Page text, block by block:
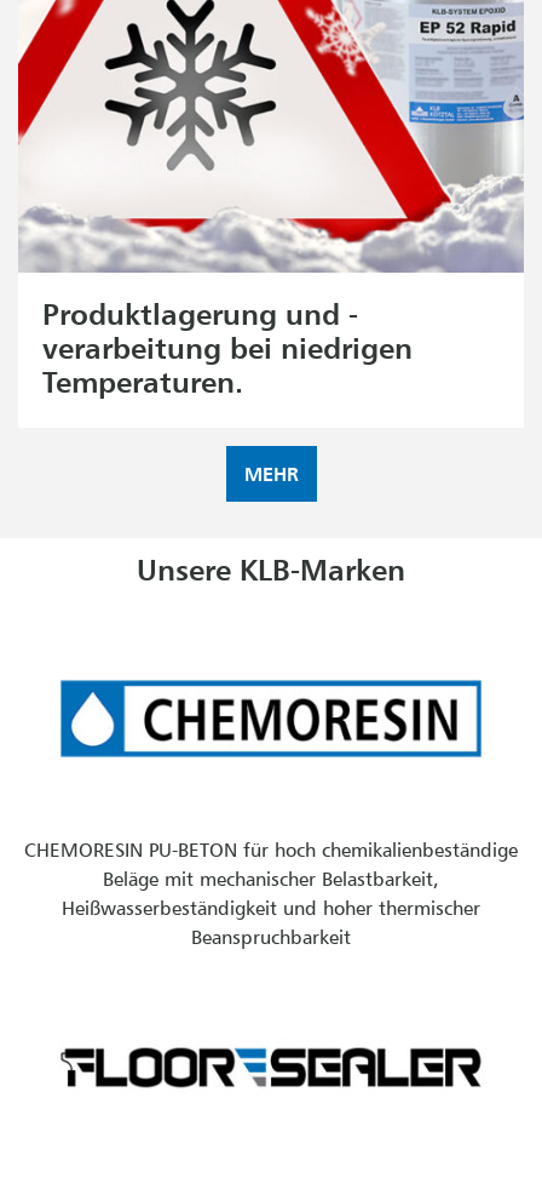
Produktlagerung und -
verarbeitung bei niedrigen
Temperaturen.
MEHR
Unsere KLB-Marken
CHEMORESIN PU-BETON für hoch chemikalienbeständige
Beläge mit mechanischer Belastbarkeit,
Heißwasserbeständigkeit und hoher thermischer
Beanspruchbarkeit